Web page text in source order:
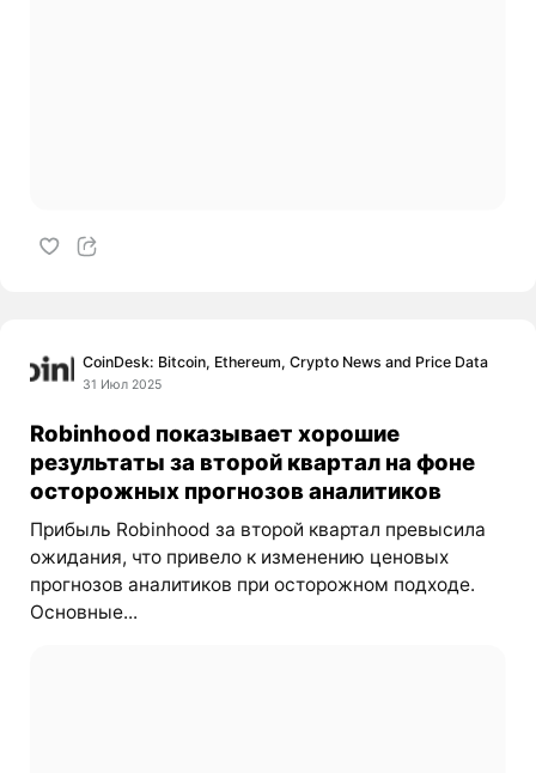
CoinDesk: Bitcoin, Ethereum, Crypto News and Price Data
31 Июл 2025
Robinhood показывает хорошие
результаты за второй квартал на фоне
осторожных прогнозов аналитиков
Прибыль Robinhood за второй квартал превысила
ожидания, что привело к изменению ценовых
прогнозов аналитиков при осторожном подходе.
Основные...